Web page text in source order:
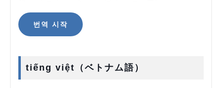
번역 시작
tiếng việt（ベトナム語）